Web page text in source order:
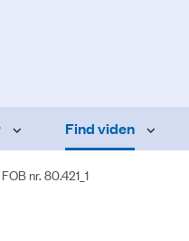
Find viden
FOB nr. 80.421_1